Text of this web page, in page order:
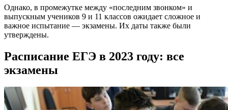
Однако, в промежутке между «последним звонком» и
выпускным учеников 9 и 11 классов ожидает сложное и
важное испытание — экзамены. Их даты также были
утверждены.
Расписание ЕГЭ в 2023 году: все
экзамены